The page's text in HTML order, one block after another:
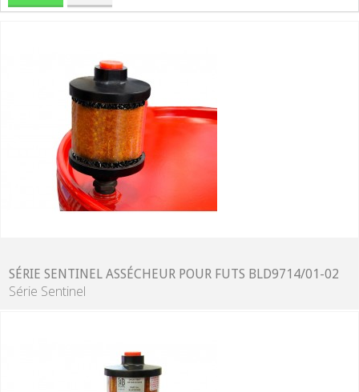
SÉRIE SENTINEL ASSÉCHEUR POUR FUTS BLD9714/01-02
Série Sentinel